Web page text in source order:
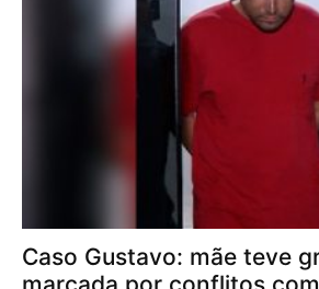
Caso Gustavo: mãe teve